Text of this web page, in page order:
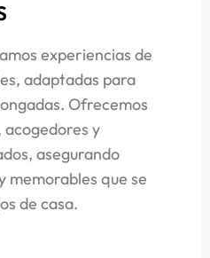
experiencias de
adaptadas para
Ofrecemos
y
asegurando
memorables que se
de casa.